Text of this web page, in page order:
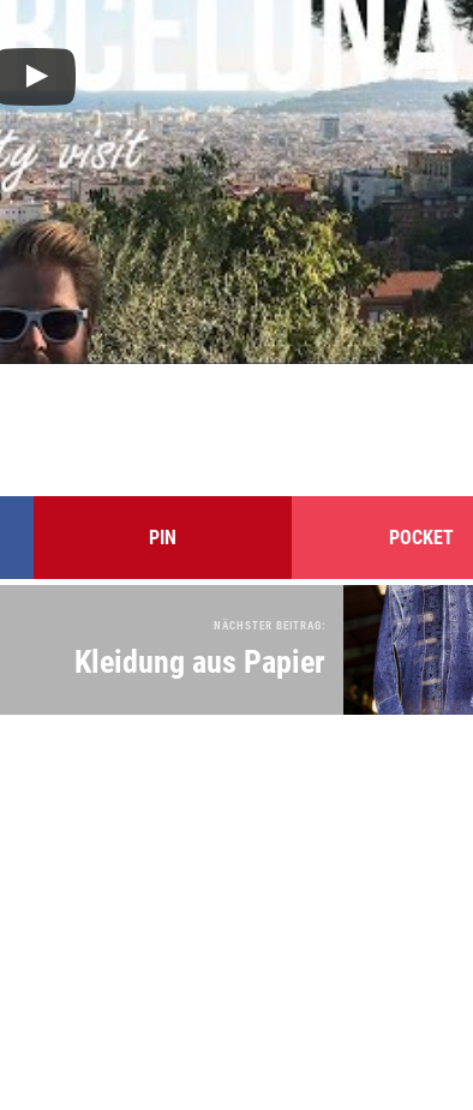
PIN POCKET
NÄCHSTER BEITRAG:
Kleidung aus Papier